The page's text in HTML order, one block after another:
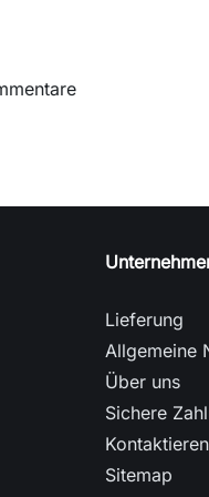
Lieferung
Allgemeine
Über uns
Sichere
Sitemap